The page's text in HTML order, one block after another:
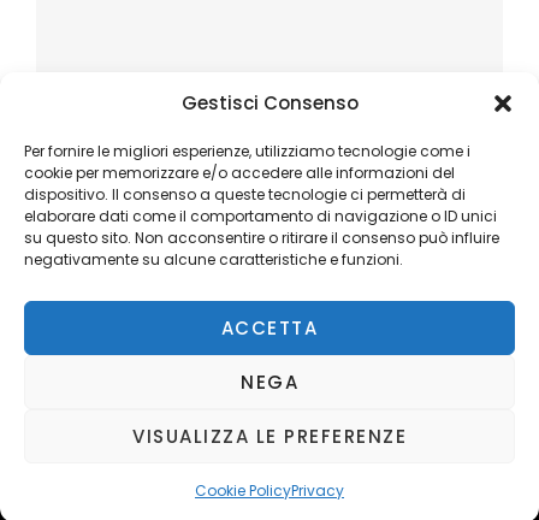
Gestisci Consenso
Per fornire le migliori esperienze, utilizziamo tecnologie come i
cookie per memorizzare e/o accedere alle informazioni del
dispositivo. Il consenso a queste tecnologie ci permetterà di
elaborare dati come il comportamento di navigazione o ID unici
su questo sito. Non acconsentire o ritirare il consenso può influire
negativamente su alcune caratteristiche e funzioni.
ACCETTA
NEGA
VISUALIZZA LE PREFERENZE
Cookie PolicyPrivacy
Copyright © 2026Ilblogger.it. All Rights Reserved.
Catch Mag byCatch Themes